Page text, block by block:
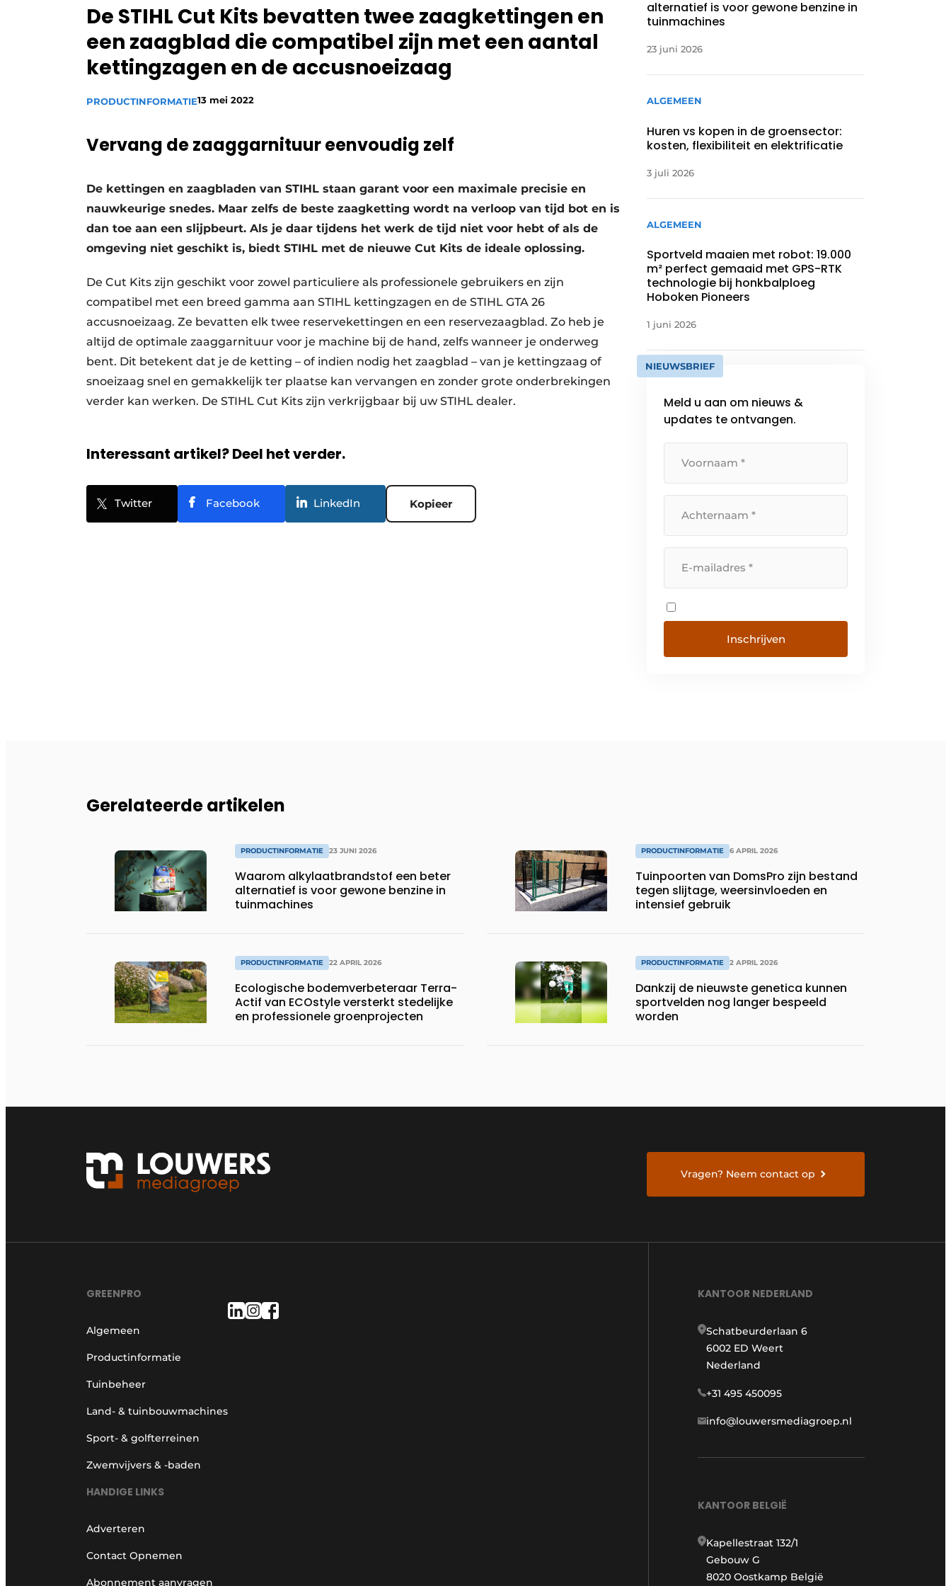
Vacature aanmelden
Video’s
De STIHL Cut Kits bevatten twee zaagkettingen en
een zaagblad die compatibel zijn met een aantal
kettingzagen en de accusnoeizaag
PRODUCTINFORMATIE13 mei 2022
Vervang de zaaggarnituur eenvoudig zelf
De kettingen en zaagbladen van STIHL staan garant voor een maximale precisie en
nauwkeurige snedes. Maar zelfs de beste zaagketting wordt na verloop van tijd bot en is
dan toe aan een slijpbeurt. Als je daar tijdens het werk de tijd niet voor hebt of als de
omgeving niet geschikt is, biedt STIHL met de nieuwe Cut Kits de ideale oplossing.
De Cut Kits zijn geschikt voor zowel particuliere als professionele gebruikers en zijn
compatibel met een breed gamma aan STIHL kettingzagen en de STIHL GTA 26
accusnoeizaag. Ze bevatten elk twee reservekettingen en een reservezaagblad. Zo heb je
altijd de optimale zaaggarnituur voor je machine bij de hand, zelfs wanneer je onderweg
bent. Dit betekent dat je de ketting – of indien nodig het zaagblad – van je kettingzaag of
snoeizaag snel en gemakkelijk ter plaatse kan vervangen en zonder grote onderbrekingen
verder kan werken. De STIHL Cut Kits zijn verkrijgbaar bij uw STIHL dealer.
Interessant artikel? Deel het verder.
Twitter Facebook LinkedIn Kopieer
alternatief is voor gewone benzine in
tuinmachines
23 juni 2026
ALGEMEEN
Huren vs kopen in de groensector:
kosten, flexibiliteit en elektrificatie
3 juli 2026
ALGEMEEN
Sportveld maaien met robot: 19.000
m² perfect gemaaid met GPS-RTK
technologie bij honkbalploeg
Hoboken Pioneers
1 juni 2026
NIEUWSBRIEF
Meld u aan om nieuws &
updates te ontvangen.
Gerelateerde artikelen
PRODUCTINFORMATIE 23 JUNI 2026
Waarom alkylaatbrandstof een beter
alternatief is voor gewone benzine in
tuinmachines
PRODUCTINFORMATIE 22 APRIL 2026
Ecologische bodemverbeteraar Terra-
Actif van ECOstyle versterkt stedelijke
en professionele groenprojecten
PRODUCTINFORMATIE 6 APRIL 2026
Tuinpoorten van DomsPro zijn bestand
tegen slijtage, weersinvloeden en
intensief gebruik
PRODUCTINFORMATIE 2 APRIL 2026
Dankzij de nieuwste genetica kunnen
sportvelden nog langer bespeeld
worden
Vragen? Neem contact op
GREENPRO
Algemeen
Productinformatie
Tuinbeheer
Land- & tuinbouwmachines
Sport- & golfterreinen
Zwemvijvers & -baden
HANDIGE LINKS
Adverteren
Contact Opnemen
Abonnement aanvragen
KANTOOR NEDERLAND
Schatbeurderlaan 6
6002 ED Weert
Nederland
+31 495 450095
info@louwersmediagroep.nl
KANTOOR BELGIË
Kapellestraat 132/1
Gebouw G
8020 Oostkamp België